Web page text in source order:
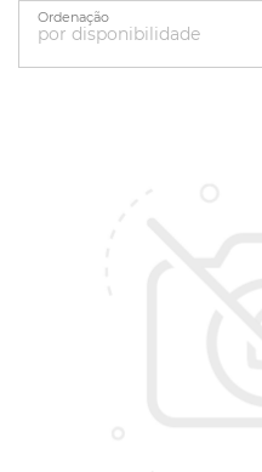
Ordenação